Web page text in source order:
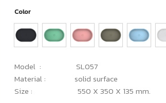
Color
Model : SL057
Material : solid surface
Size : 550 X 350 X 135 mm.